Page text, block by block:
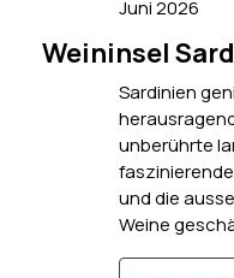
Juni 2026
Weininsel
Sardinien
unberührte
und die
Weine